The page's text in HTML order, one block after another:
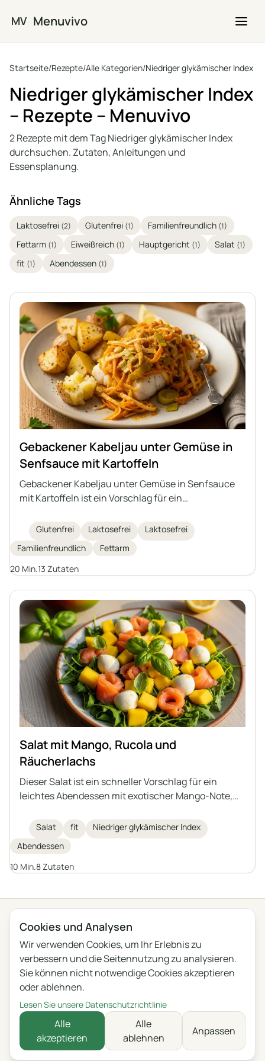
MV Menuvivo
Startseite/Rezepte/Alle Kategorien/Niedriger glykämischer Index
Niedriger glykämischer Index
– Rezepte – Menuvivo
2 Rezepte mit dem Tag Niedriger glykämischer Index
durchsuchen. Zutaten, Anleitungen und
Essensplanung.
Ähnliche Tags
Laktosefrei (2) Glutenfrei (1) Familienfreundlich (1)
Fettarm (1) Eiweißreich (1) Hauptgericht (1) Salat (1)
fit (1) Abendessen (1)
Gebackener Kabeljau unter Gemüse in
Senfsauce mit Kartoffeln
Gebackener Kabeljau unter Gemüse in Senfsauce
mit Kartoffeln ist ein Vorschlag für ein
als Hauptzutat. Saftiger Kabeljau wird mit
geschmortem Gemüse in einer aromatischen
Senfsauce überbacken und das Ganze mit
gebackenen Kartoffeln serviert. Eine ideale Option
Abwechslung im täglichen Speiseplan suchen.
Glutenfrei Laktosefrei
Laktosefrei
Familienfreundlich
Fettarm
20 Min.13 Zutaten
Salat mit Mango, Rucola und
Räucherlachs
Dieser Salat ist ein schneller Vorschlag für ein
leichtes Abendessen mit exotischer Mango-Note,
Räucherlachs. Frisches Basilikum und ein
Zitronendressing runden das Ganze ab. Ideal für
gesundheits- und figurbewusste Genießer.
Salat fit
Niedriger glykämischer Index
Abendessen
10 Min.8 Zutaten
← Alle Kategorien
DatenschutzNutzungsbedingungen BlogFeedback
ÄnderungenCookie-Einstellungen
English
Polski
Deutsch
Русский
Українська
Čeština
Cookies und Analysen
Wir verwenden Cookies, um Ihr Erlebnis zu
verbessern und die Seitennutzung zu analysieren.
Sie können nicht notwendige Cookies akzeptieren
oder ablehnen.
Lesen Sie unsere Datenschutzrichtlinie
Alle
akzeptieren
Alle
ablehnen
Anpassen